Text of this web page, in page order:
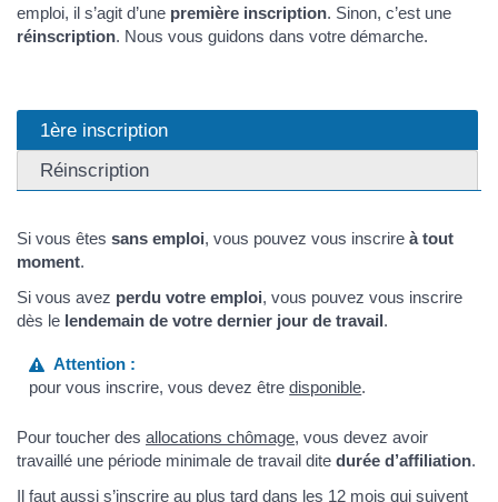
emploi, il s’agit d’une première inscription. Sinon, c’est une
réinscription. Nous vous guidons dans votre démarche.
1ère inscription
Réinscription
Si vous êtes sans emploi, vous pouvez vous inscrire à tout
moment.
Si vous avez perdu votre emploi, vous pouvez vous inscrire
dès le lendemain de votre dernier jour de travail.
Attention :
pour vous inscrire, vous devez êtredisponible.
Pour toucher des allocations chômage, vous devez avoir
travaillé une période minimale de travail dite durée d’affiliation.
Il faut aussi s’inscrire au plus tard dans les 12 mois qui suivent